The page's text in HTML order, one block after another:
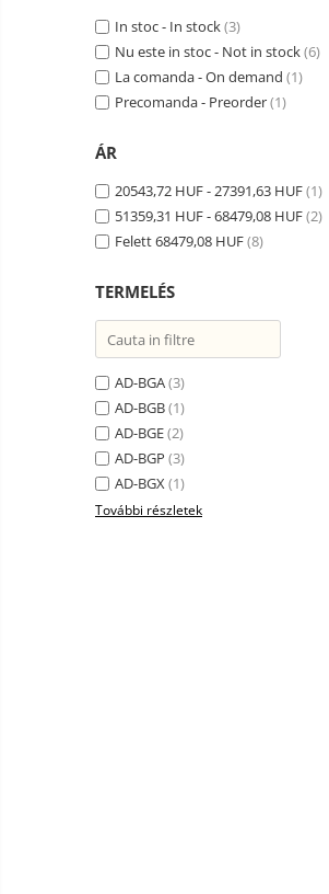
Térfigyelő kamera tartozékok
Vezetékes fejhallgató
Professzionális fejhallgató
Vezeték nélküli fejhallgató
Fitness karkötők
Okosóra
Elektromos
robogók
és
Robogó alkatrészek és
tartozékok
Gadgets
Smart Home
Személyi ápolási termékek
Gadgets tartozék
In stoc - In stock(3)
Nu este in stoc - Not in stock(6)
La comanda - On demand (1)
Precomanda - Preorder(1)
ÁR
20543,72 HUF - 27391,63 HUF(1)
51359,31 HUF - 68479,08 HUF(2)
Felett 68479,08 HUF(8)
TERMELÉS
AD-BGA(3)
AD-BGB(1)
AD-BGE(2)
AD-BGP (3)
AD-BGX(1)
További részletek